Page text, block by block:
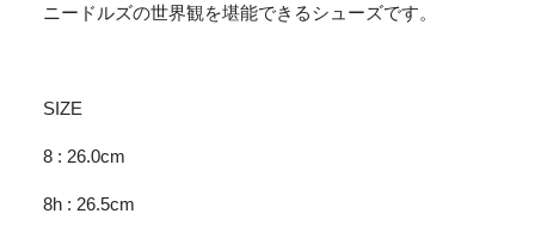
ニードルズの世界観を堪能できるシューズです。
SIZE
8 : 26.0cm
8h : 26.5cm